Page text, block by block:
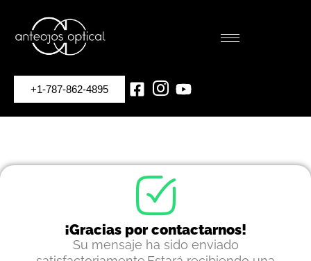
+1-787-862-4895
¡Gracias por contactarnos!
Su mensaje ha sido enviado